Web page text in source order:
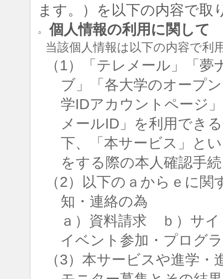
ます。）を以下の内容で取
○ 個人情報の利用に関して
当該個人情報は以下の内容で利
（1）「テレメール」「
ブ」「各大学のオープ
学IDアカウントページ
メールID」を利用でき
下、「本サービス」と
をする際の本人確認手
（2）以下のａからｅに
知・連絡の為
ａ）資料請求 ｂ）サ
イベント参加・プログ
（3）本サービスや進学